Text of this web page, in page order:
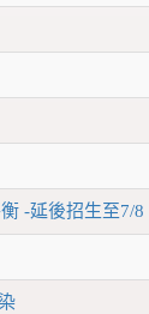
-延後招生至7/8